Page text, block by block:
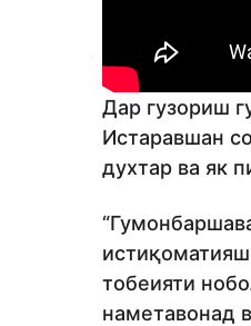
Дар гузориш
Истаравшан
духтар ва як
тобеияти
наметавонад